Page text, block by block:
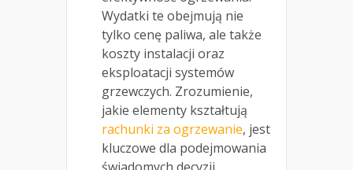
Wydatki te obejmują nie
tylko cenę paliwa, ale także
koszty instalacji oraz
eksploatacji systemów
grzewczych. Zrozumienie,
jakie elementy kształtują
rachunki za ogrzewanie, jest
kluczowe dla podejmowania